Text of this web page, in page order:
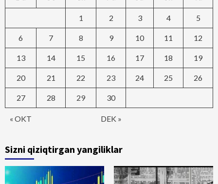
« OKT DEK »
1 2 3 4 5
6 7 8 9 10 11 12
13 14 15 16 17 18 19
20 21 22 23 24 25 26
27 28 29 30
Sizni qiziqtirgan yangiliklar